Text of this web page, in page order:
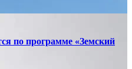
по программе «Земский